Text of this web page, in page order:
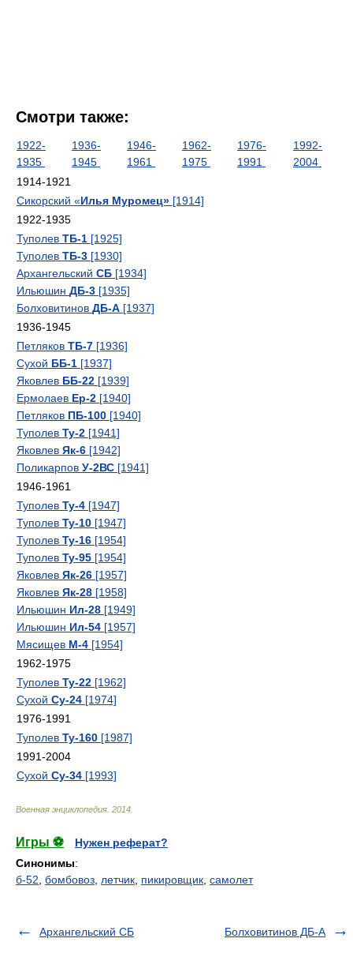
Смотри также:
1922-
1935
1936-
1945
1946-
1961
1962-
1975
1976-
1991
1992-
2004
1914-1921
Сикорский «Илья Муромец» [1914]
1922-1935
Туполев ТБ-1 [1925]
Туполев ТБ-3 [1930]
Архангельский СБ [1934]
Ильюшин ДБ-3 [1935]
Болховитинов ДБ-А [1937]
1936-1945
Петляков ТБ-7 [1936]
Сухой ББ-1 [1937]
Яковлев ББ-22 [1939]
Ермолаев Ер-2 [1940]
Петляков ПБ-100 [1940]
Туполев Ту-2 [1941]
Яковлев Як-6 [1942]
Поликарпов У-2ВС [1941]
1946-1961
Туполев Ту-4 [1947]
Туполев Ту-10 [1947]
Туполев Ту-16 [1954]
Туполев Ту-95 [1954]
Яковлев Як-26 [1957]
Яковлев Як-28 [1958]
Ильюшин Ил-28 [1949]
Ильюшин Ил-54 [1957]
Мясищев М-4 [1954]
1962-1975
Туполев Ту-22 [1962]
Сухой Су-24 [1974]
1976-1991
Туполев Ту-160 [1987]
1991-2004
Сухой Су-34 [1993]
Военная энциклопедия 2014
Игры ⚽
Нужен реферат?
Синонимы:
б-52 бомбовоз летчик пикировщик самолет
Архангельский СБ Болховитинов ДБ-А